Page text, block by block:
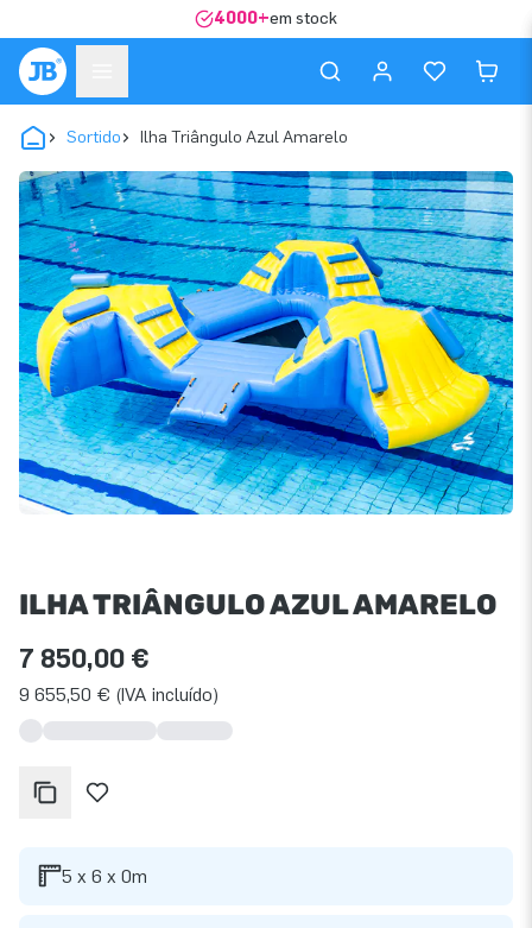
4000+em stock
Sortido Ilha Triângulo Azul Amarelo
ILHA TRIÂNGULO AZUL AMARELO
7 850,00 €
9 655,50 € (IVA incluído)
5 x 6 x 0m